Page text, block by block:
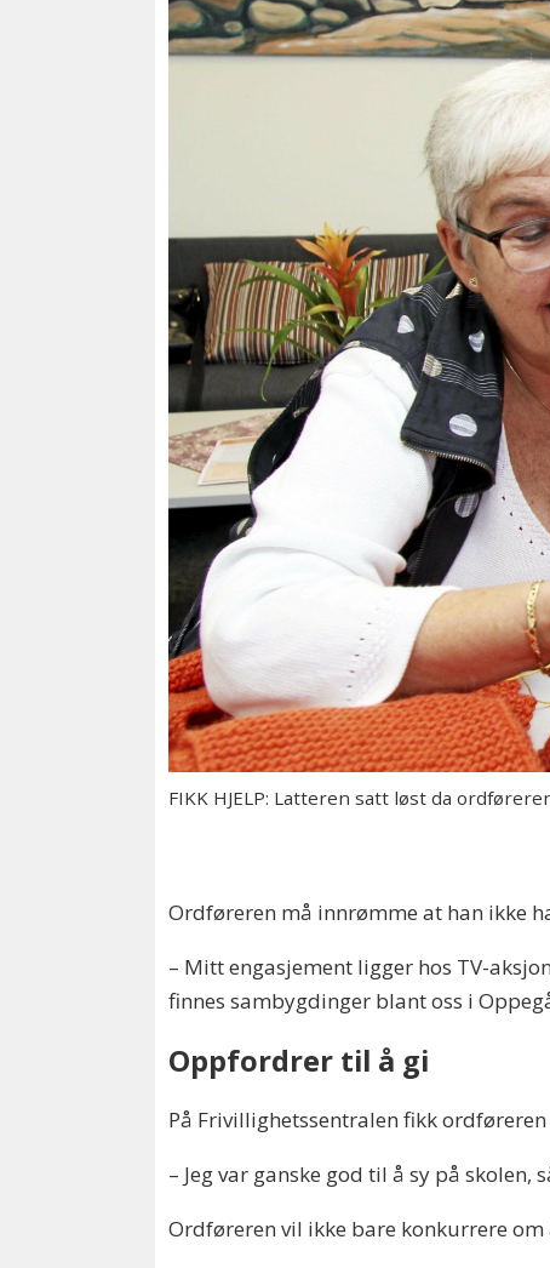
FIKK HJELP: Latteren satt løst da
Ordføreren må innrømme at han ikke
– Mitt engasjement ligger hos TV-
finnes sambygdinger blant oss i
Oppfordrer til å gi
På Frivillighetssentralen fikk
– Jeg var ganske god til å sy på
Ordføreren vil ikke bare konkurrere om